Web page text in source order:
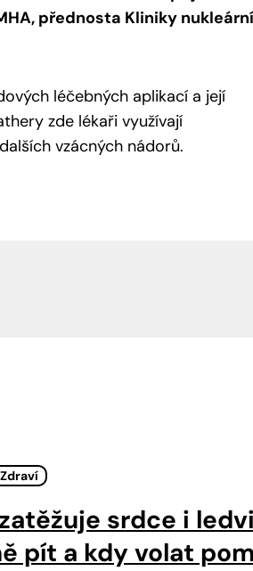
přednosta Kliniky nukleární
léčebných aplikací a její
zde lékaři využívají
vzácných nádorů.
Zdraví
srdce i
pít a kdy volat